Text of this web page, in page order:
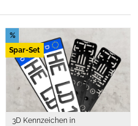
%
Spar-Set
3D Kennzeichen in